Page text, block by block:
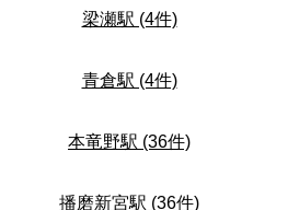
梁瀬駅 (4件)
青倉駅 (4件)
本竜野駅 (36件)
播磨新宮駅 (36件)